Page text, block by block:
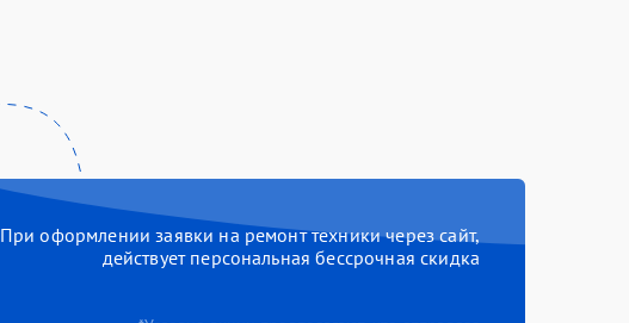
При оформлении заявки на ремонт техники через сайт,
действует персональная бессрочная скидка